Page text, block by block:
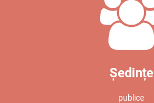
Ședințe
publice